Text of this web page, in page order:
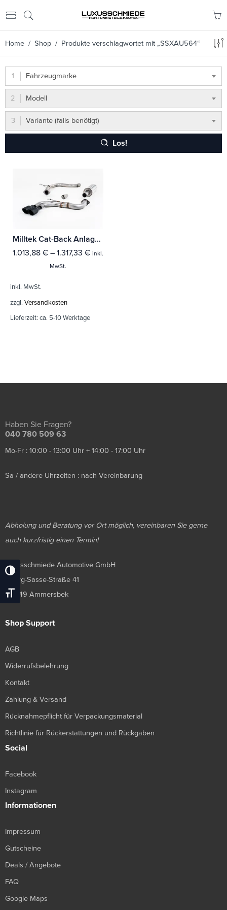
Umschalten Auf Hohe Kontraste
Schrift Vergrößern
Home / Shop / Produkte verschlagwortet mit „SSXAU564“
Fahrzeugmarke
Modell
Variante (falls benötigt)
Los!
Milltek Cat-Back Anlage Audi A3 2.0 TDI 184PS MQB 2WD (3-Türer & Sportback Modelle) Mit TÜV / ECE Zulassung!
1.013,88 € – 1.317,33 € inkl.
MwSt.
inkl. MwSt.
zzgl. Versandkosten
Lieferzeit: ca. 5-10 Werktage
Haben Sie Fragen?
040 780 509 63
Mo-Fr : 10:00 - 13:00 Uhr + 14:00 - 17:00 Uhr
Sa / andere Uhrzeiten : nach Vereinbarung
Abholung und Beratung vor Ort möglich, vereinbaren Sie gerne
auch kurzfristig einen Termin!
Luxusschmiede Automotive GmbH
Georg-Sasse-Straße 41
22949 Ammersbek
Shop Support
AGB
Widerrufsbelehrung
Kontakt
Zahlung & Versand
Rücknahmepflicht für Verpackungsmaterial
Richtlinie für Rückerstattungen und Rückgaben
Social
Facebook
Instagram
Informationen
Impressum
Gutscheine
Deals / Angebote
FAQ
Google Maps